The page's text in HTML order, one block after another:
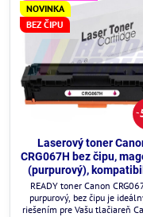
NOVINKA
BEZ ČIPU
Laserový toner
CRG067H bez čipu,
(purpurový),
READY toner Canon
purpurový, bez čipu je
riešením pre Vašu tlačiareň